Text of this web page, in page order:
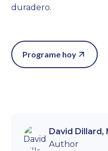
duradero.
Programe hoy
David Dillard,
Author